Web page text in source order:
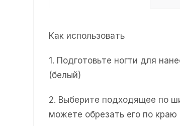
Как использовать
1. Подготовьте ногти для
(белый)
2. Выберите подходящее по
можете обрезать его по краю